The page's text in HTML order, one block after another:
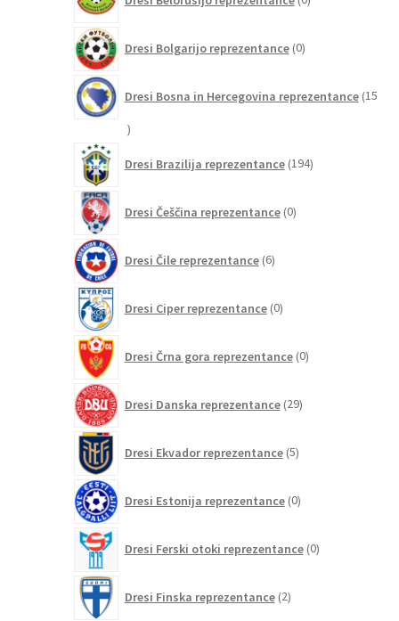
izdelkov
Dresi Bolgarijo reprezentance 0izdelkov
Dresi Bosna in Hercegovina reprezentance 15
15
Dresi Brazilija reprezentance 194izdelkov
Dresi Češčina reprezentance 0izdelkov
Dresi Čile reprezentance 6izdelkov
Dresi Ciper reprezentance 0izdelkov
Dresi Črna gora reprezentance 0izdelkov
Dresi Danska reprezentance 29izdelkov
Dresi Ekvador reprezentance 5izdelkov
Dresi Estonija reprezentance 0izdelkov
Dresi Ferski otoki reprezentance 0izdelkov
Dresi Finska reprezentance 2izdelka